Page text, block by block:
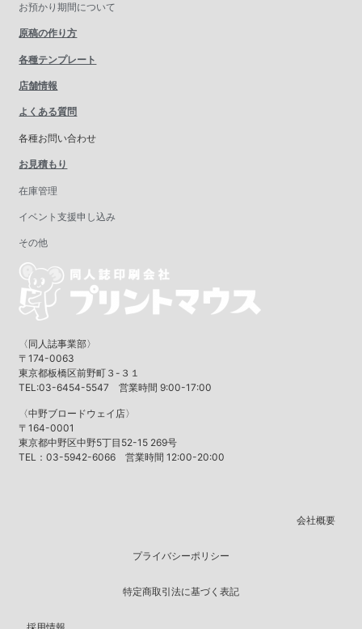
お預かり期間について
原稿の作り方
各種テンプレート
店舗情報
よくある質問
各種お問い合わせ
お見積もり
在庫管理
イベント支援申し込み
その他
〈同人誌事業部〉
〒174-0063
東京都板橋区前野町３-３１
TEL:03-6454-5547 営業時間 9:00-17:00
〈中野ブロードウェイ店〉
〒164-0001
東京都中野区中野5丁目52-15 269号
TEL：03-5942-6066 営業時間 12:00-20:00
会社概要
プライバシーポリシー
特定商取引法に基づく表記